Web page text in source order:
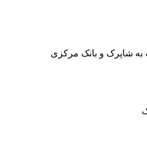
به شاپرک و بانک مرکزی